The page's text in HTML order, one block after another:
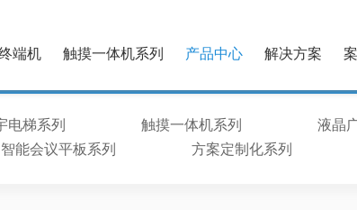
端机 触摸一体机系列 产品中心 解决方案
电梯系列 触摸一体机系列 液晶
智能会议平板系列
方案定制化系列